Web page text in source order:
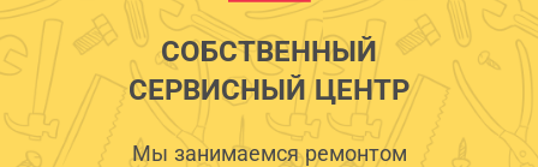
СОБСТВЕННЫЙ
СЕРВИСНЫЙ ЦЕНТР
Мы занимаемся ремонтом